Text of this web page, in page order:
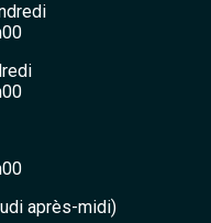
après-midi)